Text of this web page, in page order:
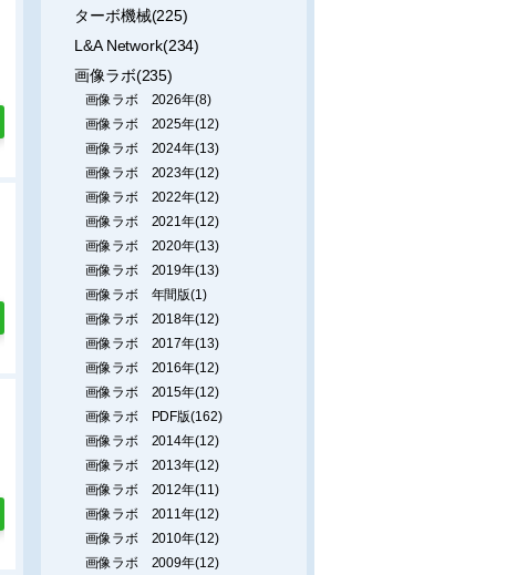
ターボ機械(225)
L&A Network(234)
画像ラボ(235)
画像ラボ 2026年(8)
画像ラボ 2025年(12)
画像ラボ 2024年(13)
画像ラボ 2023年(12)
画像ラボ 2022年(12)
画像ラボ 2021年(12)
画像ラボ 2020年(13)
画像ラボ 2019年(13)
画像ラボ 年間版(1)
画像ラボ 2018年(12)
画像ラボ 2017年(13)
画像ラボ 2016年(12)
画像ラボ 2015年(12)
画像ラボ PDF版(162)
画像ラボ 2014年(12)
画像ラボ 2013年(12)
画像ラボ 2012年(11)
画像ラボ 2011年(12)
画像ラボ 2010年(12)
画像ラボ 2009年(12)